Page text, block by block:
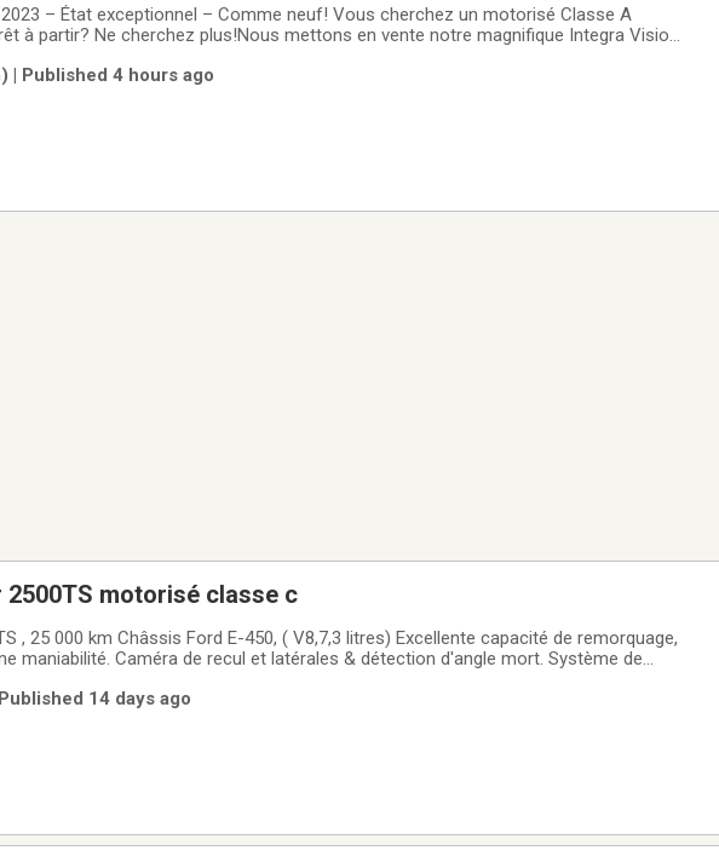
– État exceptionnel – Comme neuf! Vous cherchez un motorisé Classe A
à partir? Ne cherchez plus!Nous mettons en vente notre magnifique Integra Vision
(Full Body
| Published 4 hours ago
2500TS motorisé classe c
, 25 000 km Châssis Ford E-450, ( V8,7,3 litres) Excellente capacité de remorquage,
maniabilité. Caméra de recul et latérales & détection d'angle mort. Système de
(4000
14 days ago